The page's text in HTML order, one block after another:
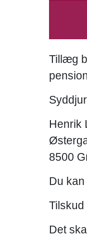
Tillæg
Henrik
8500
Du
Det